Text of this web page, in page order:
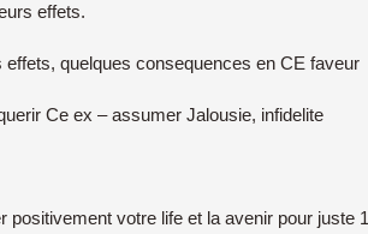
effets.
effets, quelques consequences en CE faveur
Ce ex – assumer Jalousie, infidelite
votre life et la avenir pour juste